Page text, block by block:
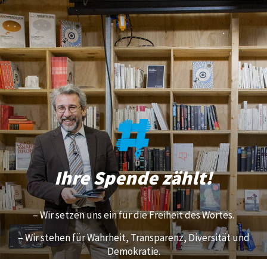
Ihre Spende zählt!
– Wir setzen uns ein für die Freiheit des Wortes.
– Wir stehen für Wahrheit, Transparenz, Diversität und
Demokratie.